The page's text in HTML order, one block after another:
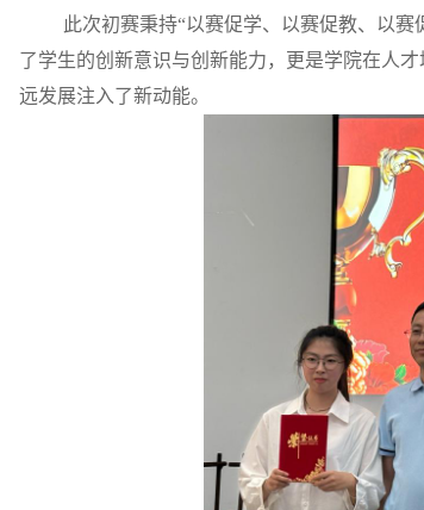
此次初赛秉持“以赛促学、以赛促教、以
了学生的创新意识与创新能力，更是学院在人
远发展注入了新动能。